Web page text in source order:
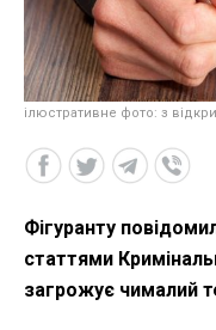
ілюстративне фото: з
Фігуранту
статтями
загрожує чималий